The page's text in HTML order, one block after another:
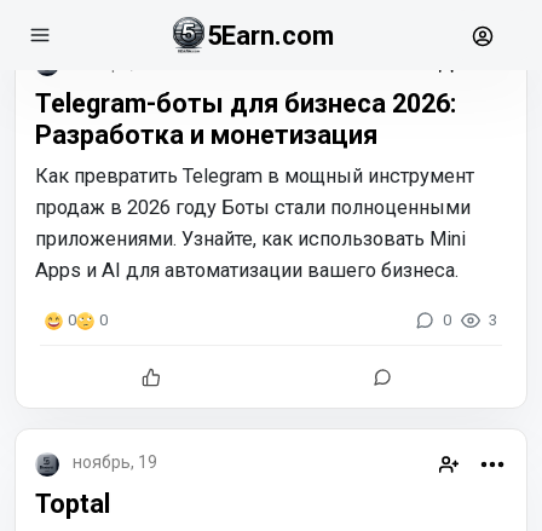
5Earn.com
Telegram-боты для бизнеса 2026:
Разработка и монетизация
Как превратить Telegram в мощный инструмент
продаж в 2026 году Боты стали полноценными
приложениями. Узнайте, как использовать Mini
Apps и AI для автоматизации вашего бизнеса.
0 0 0 3
ноябрь, 19
Toptal